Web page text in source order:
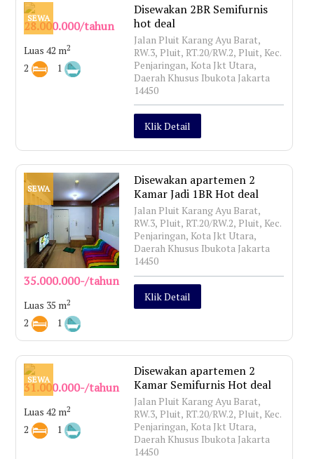
SEWA
28.000.000/tahun
Luas 42 m2
2 1
Disewakan 2BR Semifurnis
hot deal
Jalan Pluit Karang Ayu Barat,
RW.3, Pluit, RT.20/RW.2, Pluit, Kec.
Penjaringan, Kota Jkt Utara,
Daerah Khusus Ibukota Jakarta
14450
Klik Detail
SEWA
35.000.000-/tahun
Luas 35 m2
2 1
Disewakan apartemen 2
Kamar Jadi 1BR Hot deal
Jalan Pluit Karang Ayu Barat,
RW.3, Pluit, RT.20/RW.2, Pluit, Kec.
Penjaringan, Kota Jkt Utara,
Daerah Khusus Ibukota Jakarta
14450
Klik Detail
SEWA
31.000.000-/tahun
Luas 42 m2
2 1
Disewakan apartemen 2
Kamar Semifurnis Hot deal
Jalan Pluit Karang Ayu Barat,
RW.3, Pluit, RT.20/RW.2, Pluit, Kec.
Penjaringan, Kota Jkt Utara,
Daerah Khusus Ibukota Jakarta
14450